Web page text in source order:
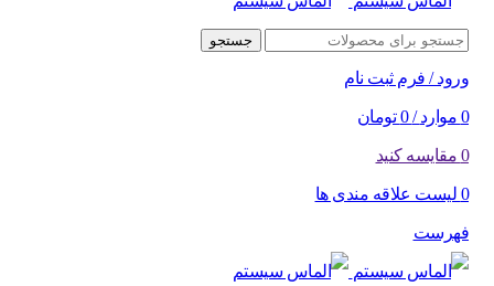
جستجو
ورود / فرم ثبت نام
0 موارد /
0 تومان
0 مقایسه کنید
0 لیست علاقه مندی ها
فهرست